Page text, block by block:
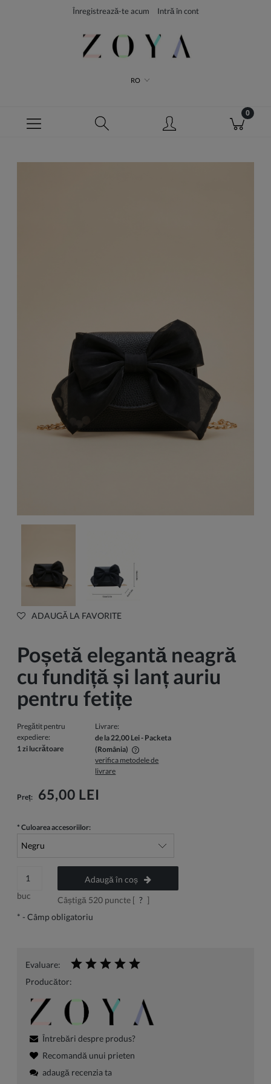
Înregistrează-te acum Intră în cont
RO
ADAUGĂ LA FAVORITE
Poșetă elegantă neagră
cu fundiță și lanț auriu
pentru fetițe
Pregătit pentru
expediere:
1 zi lucrătoare
Livrare:
de la 22,00 Lei- Packeta
(România)
Pretul nu include eventualele costuri de plata
verifica metodele de
livrare
Preț: 65,00 LEI
* Culoarea accesoriilor:
buc
Adaugă în coș
Câștigă 520puncte [ ? ]
* - Câmp obligatoriu
Evaluare:
Producător:
Întrebări despre produs?
Recomandă unui prieten
adaugă recenzia ta